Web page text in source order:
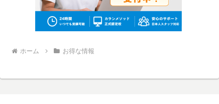
ホーム お得な情報